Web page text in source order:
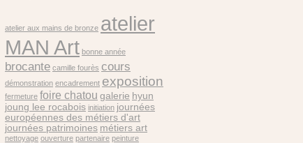
atelier aux mains de bronze atelier
MAN Art bonne année
brocante camille fourès cours
démonstration encadrement exposition
fermeture foire chatou galerie hyun
joung lee rocabois initiation journées
européennes des métiers d'art
journées patrimoines métiers art
nettoyage ouverture partenaire peinture